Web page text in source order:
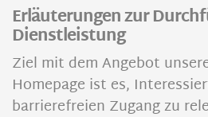
Erläuterungen zur
Dienstleistung
Ziel mit dem Angebot
Homepage ist es,
barrierefreien Zugang zu